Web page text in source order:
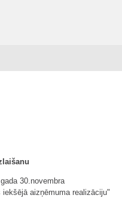
30.novembra
aizņēmuma realizāciju"